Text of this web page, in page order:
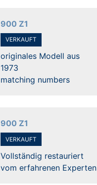
900 Z1
VERKAUFT
originales Modell aus
1973
matching numbers
900 Z1
VERKAUFT
Vollständig restauriert
vom erfahrenen Experten